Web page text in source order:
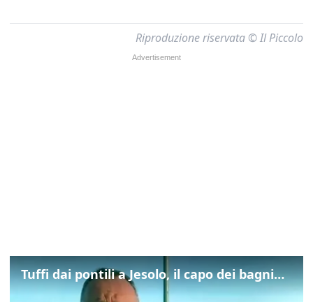
Riproduzione riservata © Il Piccolo
Tuffi dai pontili a Jesolo, il capo dei bagnini: "L'impegno di tutti per evitare altre tragedie"